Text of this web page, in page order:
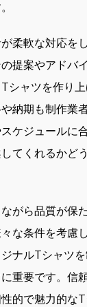
柔軟な対応を
提案やアドバ
シャツを作り
納期も制作業
ケジュールに
てくれるかど
がら品質が保
な条件を考慮
ナルTシャツ
重要です。信
的で魅力的な